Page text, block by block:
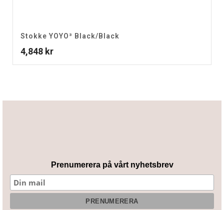
Stokke YOYO³ Black/Black
4,848 kr
Prenumerera på vårt nyhetsbrev